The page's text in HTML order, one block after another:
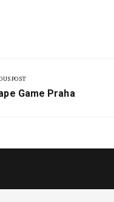
POST
Game Praha